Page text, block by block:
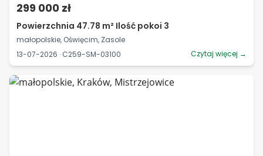
299 000 zł
Powierzchnia 47.78 m² Ilość pokoi 3
małopolskie, Oświęcim, Zasole
13-07-2026 · C259-SM-03100
Czytaj więcej →